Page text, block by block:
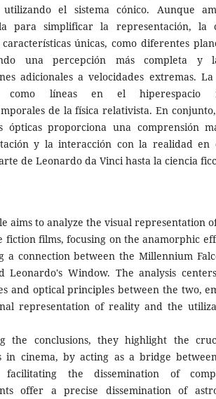
el sistema cónico. Aunque
para simplificar la representación, la
únicas, como diferentes
una percepción más completa y
adicionales a velocidades extremas.
como líneas en el hiperespacio
de la física relativista. En
ópticas proporciona una comprensión
y la interacción con la realidad en
de Leonardo da Vinci hasta la ciencia
aims to analyze the visual representation
fiction films, focusing on the anamorphic
a connection between the Millennium
Leonardo's Window. The analysis
and optical principles between the two,
representation of reality and the
the conclusions, they highlight the
in cinema, by acting as a bridge
facilitating the dissemination of
offer a precise dissemination of